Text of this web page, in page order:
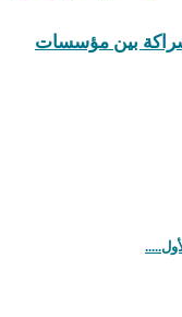
بين مؤسسات